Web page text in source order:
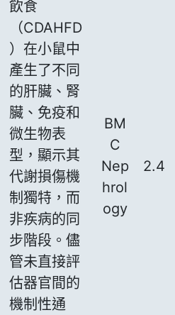
飲食
（CDAHFD
）在小鼠中
產生了不同
的肝臟、腎
臟、免疫和
微生物表
型，顯示其
代謝損傷機
制獨特，而
非疾病的同
步階段。儘
管未直接評
估器官間的
機制性通
BM
C
Nep
hrol
ogy
2.4